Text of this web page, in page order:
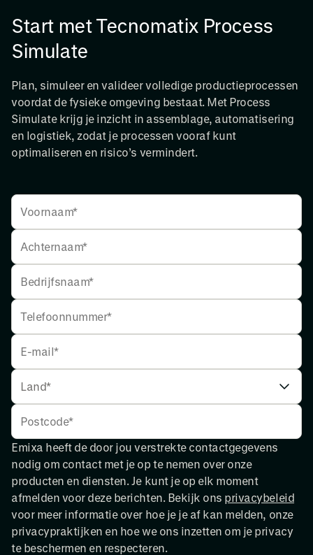
Start met Tecnomatix Process
Simulate
Plan, simuleer en valideer volledige productieprocessen
voordat de fysieke omgeving bestaat. Met Process
Simulate krijg je inzicht in assemblage, automatisering
en logistiek, zodat je processen vooraf kunt
optimaliseren en risico’s vermindert.
Emixa heeft de door jou verstrekte contactgegevens
nodig om contact met je op te nemen over onze
producten en diensten. Je kunt je op elk moment
afmelden voor deze berichten. Bekijk ons privacybeleid
voor meer informatie over hoe je je af kan melden, onze
privacypraktijken en hoe we ons inzetten om je privacy
te beschermen en respecteren.